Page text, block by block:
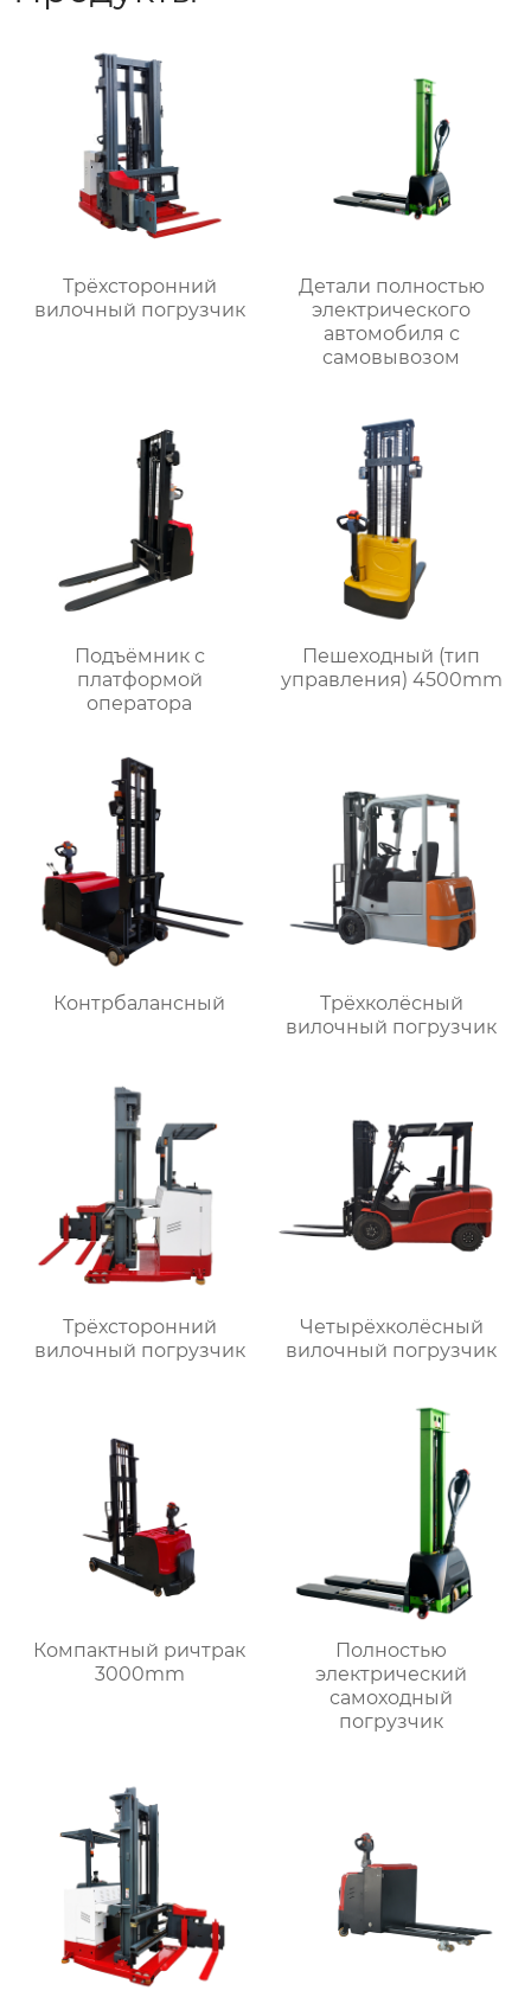
Трёхсторонний
вилочный погрузчик
Детали полностью
электрического
автомобиля с
самовывозом
Подъёмник с
платформой
оператора
Пешеходный (тип
управления) 4500mm
Контрбалансный
Трёхколёсный
вилочный погрузчик
Трёхсторонний
вилочный погрузчик
Четырёхколёсный
вилочный погрузчик
Компактный ричтрак
3000mm
Полностью
электрический
самоходный
погрузчик